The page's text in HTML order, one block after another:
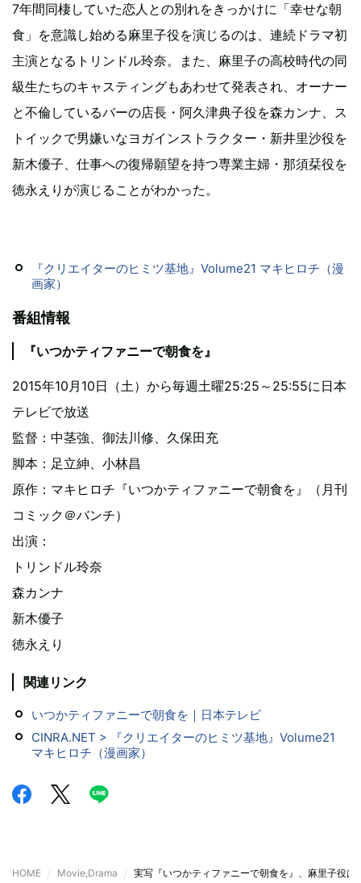
7年間同棲していた恋人との別れをきっかけに「幸せな朝
食」を意識し始める麻里子役を演じるのは、連続ドラマ初
主演となるトリンドル玲奈。また、麻里子の高校時代の同
級生たちのキャスティングもあわせて発表され、オーナー
と不倫しているバーの店長・阿久津典子役を森カンナ、ス
トイックで男嫌いなヨガインストラクター・新井里沙役を
新木優子、仕事への復帰願望を持つ専業主婦・那須栞役を
徳永えりが演じることがわかった。
『クリエイターのヒミツ基地』Volume21 マキヒロチ（漫
画家）
番組情報
『いつかティファニーで朝食を』
2015年10月10日（土）から毎週土曜25:25～25:55に日本
テレビで放送
監督：中茎強、御法川修、久保田充
脚本：足立紳、小林昌
原作：マキヒロチ『いつかティファニーで朝食を』（月刊
コミック＠バンチ）
出演：
トリンドル玲奈
森カンナ
新木優子
徳永えり
関連リンク
いつかティファニーで朝食を｜日本テレビ
CINRA.NET > 『クリエイターのヒミツ基地』Volume21
マキヒロチ（漫画家）
HOME Movie,Drama 実写『いつかティファニーで朝食を』、麻里子役は